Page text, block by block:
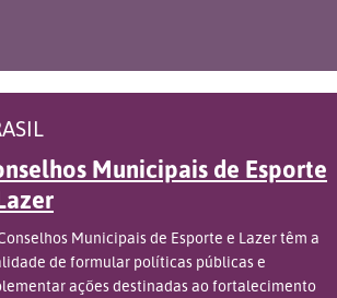
Municipais de Esporte
Municipais de Esporte e Lazer têm a
de formular políticas públicas e
ações destinadas ao fortalecimento